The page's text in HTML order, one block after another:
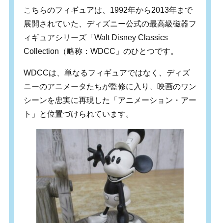
こちらのフィギュアは、1992年から2013年まで
展開されていた、ディズニー公式の最高級磁器フ
ィギュアシリーズ「Walt Disney Classics
Collection（略称：WDCC」のひとつです。
WDCCは、単なるフィギュアではなく、ディズ
ニーのアニメータたちが監修に入り、映画のワン
シーンを忠実に再現した「アニメーション・アー
ト」と位置づけられています。